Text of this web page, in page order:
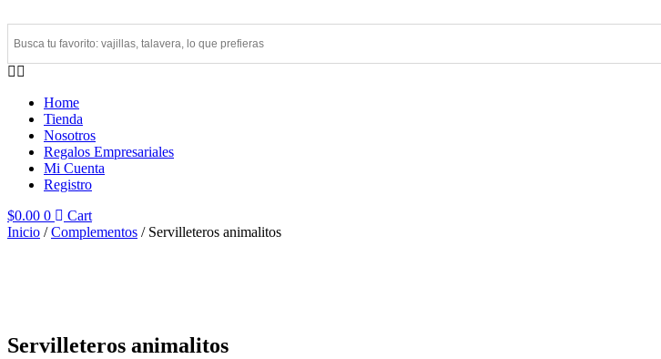
contenido
Home
Tienda
Nosotros
Regalos Empresariales
Mi Cuenta
Registro
$0.00 0
Cart
Inicio /Complementos / Servilleteros animalitos
Servilleteros animalitos